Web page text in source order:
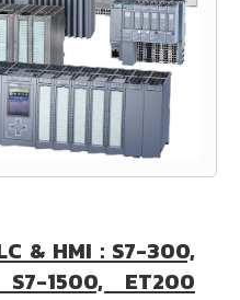
& HMI : S7-300,
1500, ET200